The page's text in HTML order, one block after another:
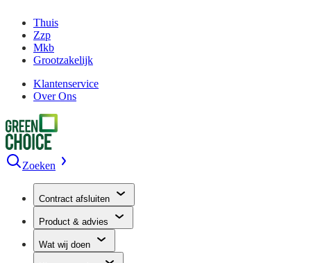
Thuis
Zzp
Mkb
Grootzakelijk
Klantenservice
Over Ons
Zoeken
Contract afsluiten
Product & advies
Wat wij doen